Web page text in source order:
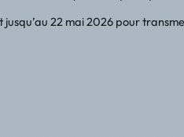
jusqu’au 22 mai 2026 pour